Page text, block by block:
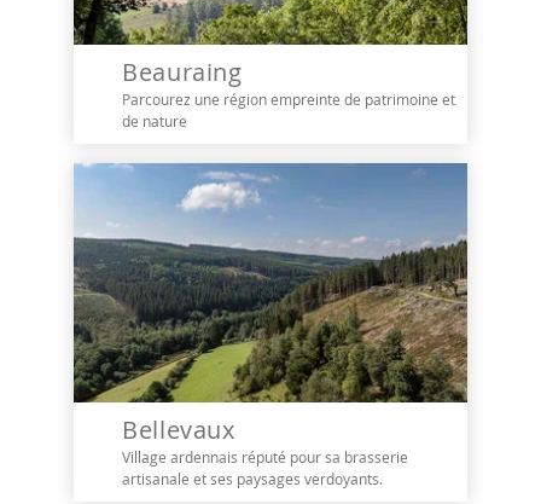
Beauraing
Parcourez une région empreinte de patrimoine et
de nature
Bellevaux
Village ardennais réputé pour sa brasserie
artisanale et ses paysages verdoyants.